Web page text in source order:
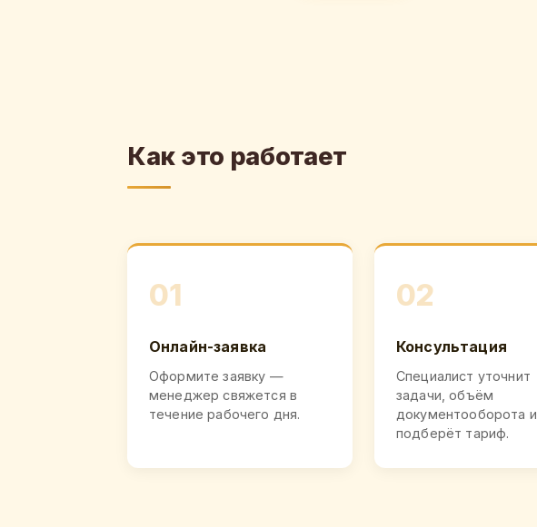
Как это работает
01
Онлайн-заявка
Оформите заявку —
менеджер свяжется в
течение рабочего дня.
02
Консультация
Специалист уточнит
задачи, объём
документооборота и
подберёт тариф.